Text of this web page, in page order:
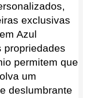
exclusivas
Azul
propriedades
permitem que
um
deslumbrante